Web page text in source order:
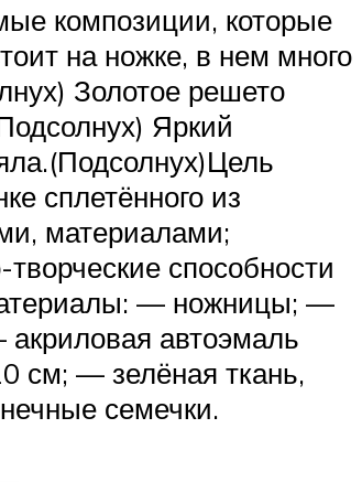
композиции, которые
на ножке, в нем много
Золотое решето
Яркий
сплетённого из
материалами;
способности
— ножницы; —
автоэмаль
см; — зелёная ткань,
семечки.